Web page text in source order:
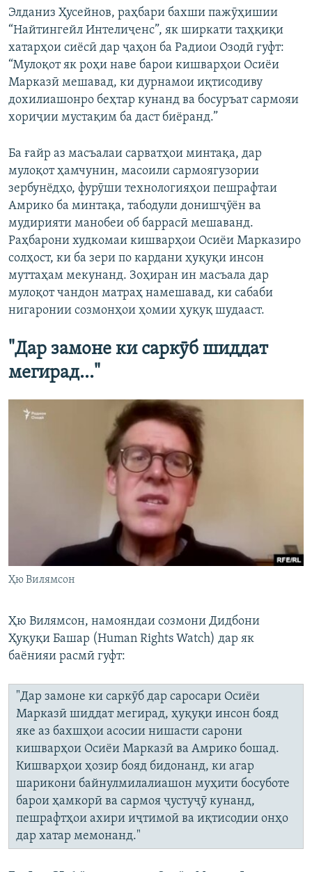
Элданиз Ҳусейнов, раҳбари бахши пажӯҳишии
“Найтингейл Интелиҷенс”, як ширкати таҳқиқи
хатарҳои сиёсӣ дар ҷаҳон ба Радиои Озодӣ гуфт:
“Мулоқот як роҳи наве барои кишварҳои Осиёи
Марказӣ мешавад, ки дурнамои иқтисодиву
дохилиашонро беҳтар кунанд ва босуръат сармояи
хориҷии мустақим ба даст биёранд.”
Ба ғайр аз масъалаи сарватҳои минтақа, дар
мулоқот ҳамчунин, масоили сармоягузории
зербунёдҳо, фурӯши технологияҳои пешрафтаи
Амрико ба минтақа, табодули донишҷӯён ва
мудирияти манобеи об баррасӣ мешаванд.
Раҳбарони худкомаи кишварҳои Осиёи Марказиро
солҳост, ки ба зери по кардани ҳуқуқи инсон
муттаҳам мекунанд. Зоҳиран ин масъала дар
мулоқот чандон матраҳ намешавад, ки сабаби
нигаронии созмонҳои ҳомии ҳуқуқ шудааст.
"Дар замоне ки саркӯб шиддат
мегирад..."
Ҳю Вилямсон
Ҳю Вилямсон, намояндаи созмони Дидбони
Ҳуқуқи Башар (Human Rights Watch) дар як
баёнияи расмӣ гуфт:
"Дар замоне ки саркӯб дар саросари Осиёи
Марказӣ шиддат мегирад, ҳуқуқи инсон бояд
яке аз бахшҳои асосии нишасти сарони
кишварҳои Осиёи Марказӣ ва Амрико бошад.
Кишварҳои ҳозир бояд бидонанд, ки агар
шарикони байнулмилалиашон муҳити босуботе
барои ҳамкорӣ ва сармоя ҷустуҷӯ кунанд,
пешрафтҳои ахири иҷтимоӣ ва иқтисодии онҳо
дар хатар мемонанд."